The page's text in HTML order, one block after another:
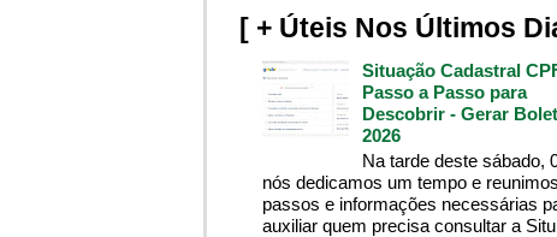
[ + Úteis Nos Últimos
Situação Cadastral
Passo a Passo para
Descobrir - Gerar
2026
Na tarde deste sábado,
nós dedicamos um tempo e
passos e informações necessárias
auxiliar quem precisa consultar a